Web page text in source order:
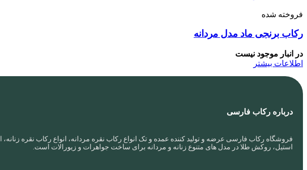
فروخته شده
رکاب برنجی ماد مدل مردانه
در انبار موجود نیست
اطلاعات بیشتر
درباره رکاب فارسی
فروشگاه رکاب فارسی عرضه و تولید کننده عمده و تک انواع رکاب نقره مردانه، انواع رکاب نقره
استیل، روکش طلا در مدل های متنوع زنانه و مردانه برای ساخت جواهرات و زیورالات است.